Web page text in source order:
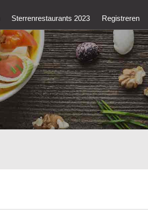
Sterrenrestaurants 2023 Registreren